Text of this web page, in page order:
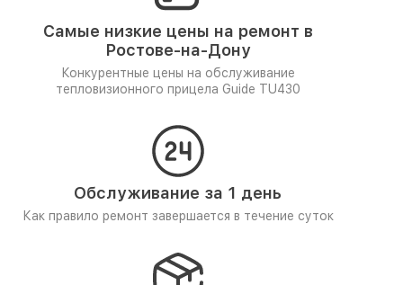
Самые низкие цены на ремонт в
Ростове-на-Дону
Конкурентные цены на обслуживание
тепловизионного прицела Guide TU430
Обслуживание за 1 день
Как правило ремонт завершается в течение суток